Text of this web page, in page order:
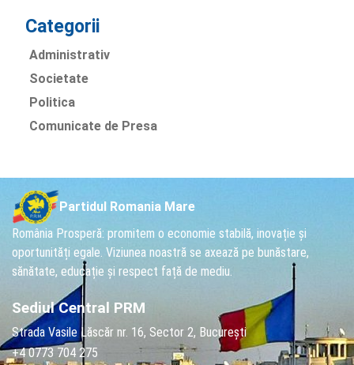
Categorii
Administrativ
Societate
Politica
Comunicate de Presa
Partidul Romania Mare
România Prosperă: promitem o economie stabilă, inovație și
oportunități egale. Viziunea noastră se axează pe bunăstare,
sănătate, educație și respect față de mediu.
Sediul Central PRM
Strada Vasile Lăscăr nr. 16, Sector 2, București
+4 0773 704 275